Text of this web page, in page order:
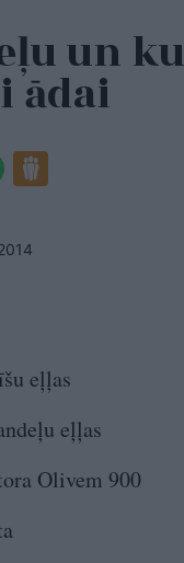
un
ādai
eļļas
eļļas
Olivem 900